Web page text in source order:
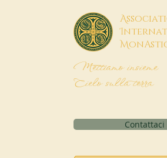
A
I
M
Mettiamo insieme
Cielo sulla terra
Contattaci